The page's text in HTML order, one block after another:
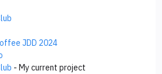
JDD 2024
- My current project